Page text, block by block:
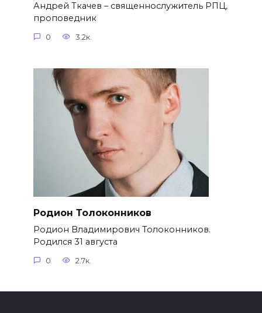
Андрей Ткачев – священнослужитель РПЦ,
проповедник
0 3.2к.
Родион Толоконников
Родион Владимирович Толоконников.
Родился 31 августа
0 2.7к.